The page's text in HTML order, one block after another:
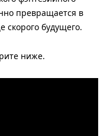
превращается в
будущего.
ниже.